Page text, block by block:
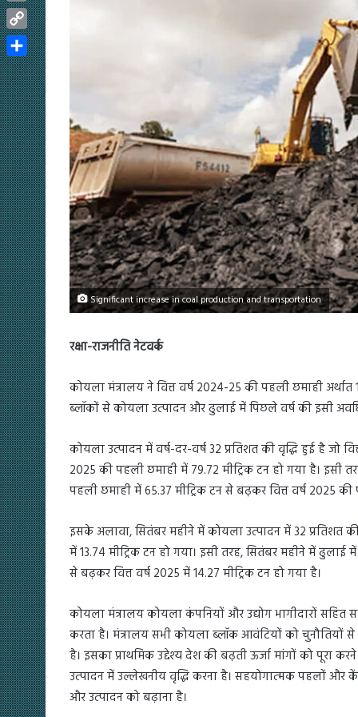
Significant increase in coal production and transportation
रक्षा-राजनीति नेटवर्क
कोयला मंत्रालय ने वित्त वर्ष 2024-25 की पहली छमाही
ब्लॉकों से कोयला उत्पादन और ढुलाई में पिछले वर्ष की इसी
कोयला उत्पादन में वर्ष-दर-वर्ष 32 प्रतिशत की वृद्धि हुई है जो
2025 की पहली छमाही में 79.72 मीट्रिक टन हो गया है। इसी
पहली छमाही में 65.37 मीट्रिक टन से बढ़कर वित्त वर्ष 2025
इसके अलावा, सितंबर महीने में कोयला उत्पादन में 32 प्रतिशत की
में 13.74 मीट्रिक टन हो गया। इसी तरह, सितंबर महीने में ढुलाई
से बढ़कर वित्त वर्ष 2025 में 14.27 मीट्रिक टन हो गया है।
कोयला मंत्रालय कोयला कंपनियों और उद्योग भागीदारों
करता है। मंत्रालय सभी कोयला ब्लॉक आवंटियों को
है। इसका प्राथमिक उद्देश्य देश की बढ़ती ऊर्जा मांगों को पूरा
उत्पादन में उल्लेखनीय वृद्धि करना है। सहयोगात्मक पहलों और
और उत्पादन को बढ़ाना है।
Email
Copy
Link
Share